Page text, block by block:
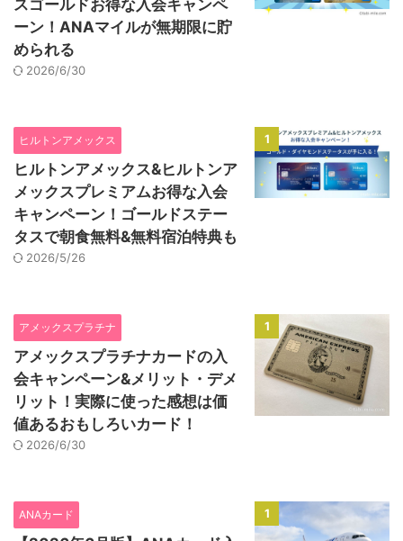
スゴールドお得な入会キャンペ
ーン！ANAマイルが無期限に貯
められる
2026/6/30
1
ヒルトンアメックス
ヒルトンアメックス&ヒルトンア
メックスプレミアムお得な入会
キャンペーン！ゴールドステー
タスで朝食無料&無料宿泊特典も
2026/5/26
1
アメックスプラチナ
アメックスプラチナカードの入
会キャンペーン&メリット・デメ
リット！実際に使った感想は価
値あるおもしろいカード！
2026/6/30
1
ANAカード